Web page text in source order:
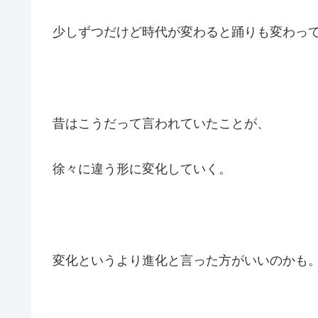
少しずつだけど時代が変わると踊りも変わって
昔はこうだって言われていたことが、
徐々に違う形に変化していく。
変化というより進化と言った方がいいのかも。